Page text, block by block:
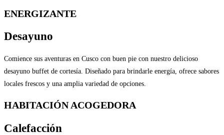
ENERGIZANTE
Desayuno
Comience sus aventuras en Cusco con buen pie con nuestro delicioso
desayuno buffet de cortesía. Diseñado para brindarle energía, ofrece sabores
locales frescos y una amplia variedad de opciones.
HABITACIÓN ACOGEDORA
Calefacción